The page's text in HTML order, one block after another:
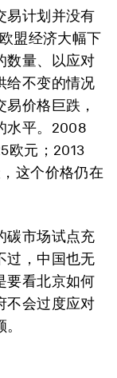
易计划并没有
盟经济大幅下
数量、以应对
给不变的情况
价格巨跌，
水平。2008
欧元；2013
这个价格仍在
碳市场试点充
过，中国也无
要看北京如何
不会过度应对